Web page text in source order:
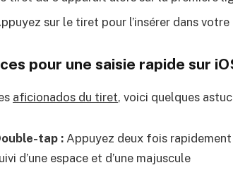
sur le tiret pour l’insérer dans
pour une saisie rapide sur
aficionados du tiret, voici quelques
tap :Appuyez deux fois
d’une espace et d’une majuscule